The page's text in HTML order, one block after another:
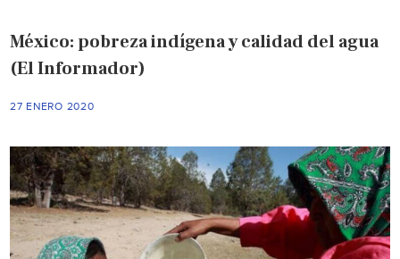
México: pobreza indígena y calidad del agua
(El Informador)
27 ENERO 2020